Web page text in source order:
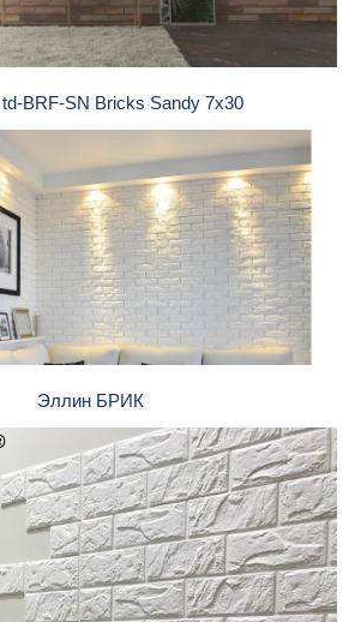
BRF-SN Bricks Sandy 7x30
Эллин БРИК